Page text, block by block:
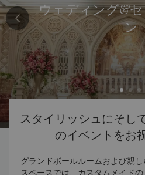
ウェディング&
ン
スタイリッシュにそし
のイベントをお
グランドボールルームおよび親
スペースでは、カスタムメイド